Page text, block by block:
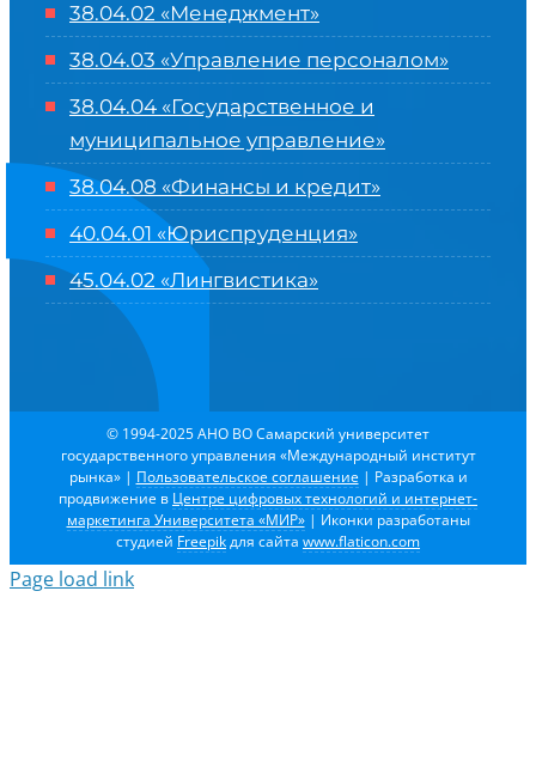
38.04.02 «Менеджмент»
38.04.03 «Управление персоналом»
38.04.04 «Государственное и
муниципальное управление»
38.04.08 «Финансы и кредит»
40.04.01 «Юриспруденция»
45.04.02 «Лингвистика»
© 1994-2025 АНО ВО Самарский университет
государственного управления «Международный институт
рынка» | Пользовательское соглашение | Разработка и
продвижение в Центре цифровых технологий и интернет-
маркетинга Университета «МИР»| Иконки разработаны
студией Freepikдля сайта www.flaticon.com
Page load link